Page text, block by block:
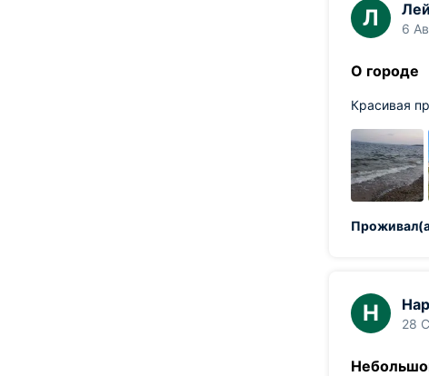
Л 6
О городе
Красивая
Н 28